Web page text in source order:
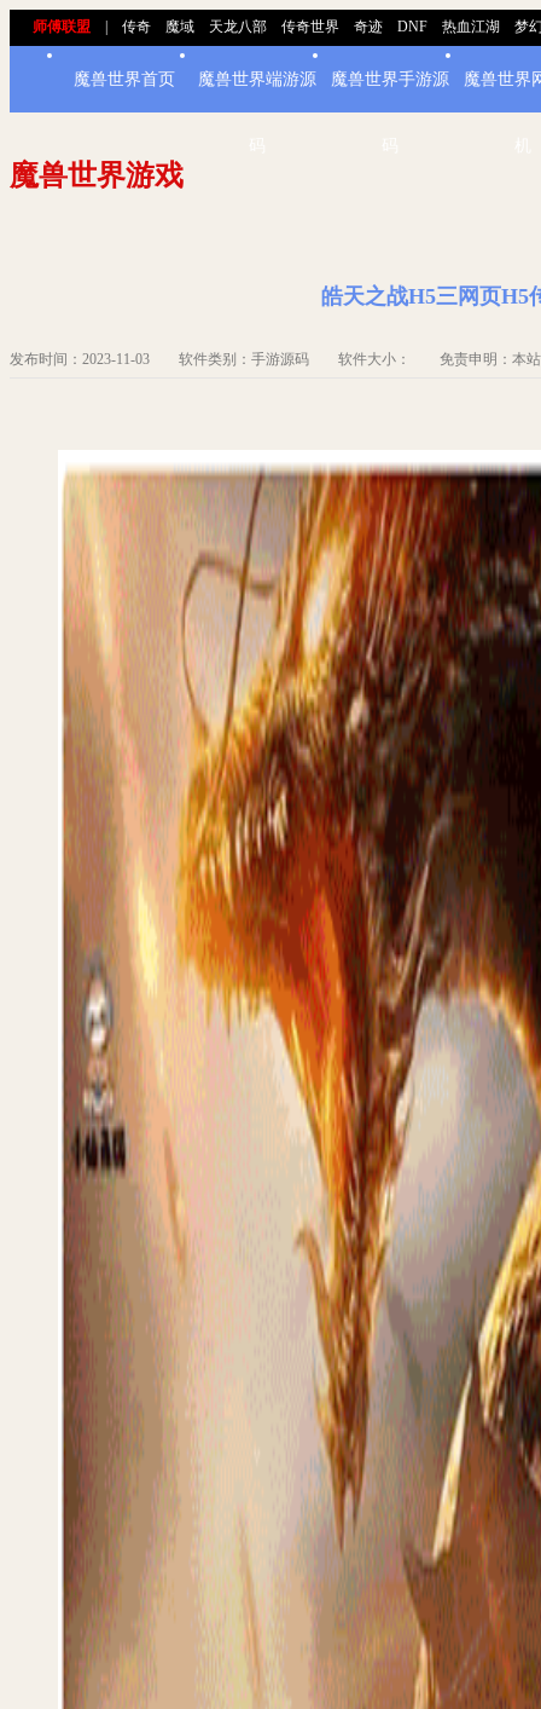
师傅联盟 传奇 魔域 天龙八部 传奇世界 奇迹 DNF 热血江湖 梦
魔兽世界首页 魔兽世界端游源 魔兽世界手游源 魔兽世界
魔兽世界游戏
皓天之战H5三网页H5
发布时间：2023-11-03 软件类别：手游源码 软件大小： 免责申明：本站